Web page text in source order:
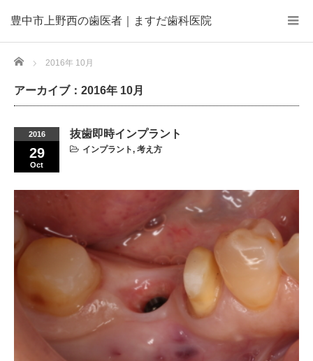
豊中市上野西の歯医者｜ますだ歯科医院
Home 2016年 10月
アーカイブ：2016年 10月
2016
29
Oct
抜歯即時インプラント
インプラント, 考え方